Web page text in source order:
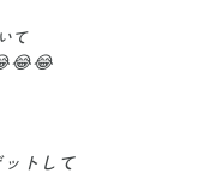
て
トして